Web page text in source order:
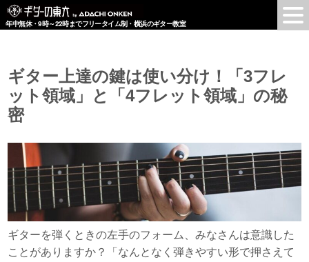
年中無休・9時～22時までフリータイム制・横浜のギター教室
ギター上達の鍵は使い分け！「3フレ
ット領域」と「4フレット領域」の秘
密
ギターを弾くときの左手のフォーム、みなさんは意識した
ことがありますか？「なんとなく弾きやすい形で押さえて